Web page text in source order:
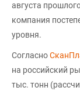
августа
компания
уровня.
Согласно
на российский
тыс. тонн